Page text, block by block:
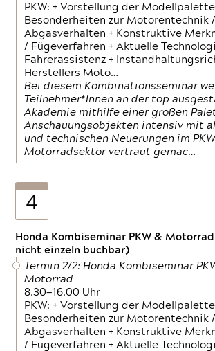
PKW: + Vorstellung der Modellpalette
Besonderheiten zur Motorentechnik /
Abgasverhalten + Konstruktive
/ Fügeverfahren + Aktuelle
Fahrerassistenz +
Herstellers Moto…
Bei diesem Kombinationsseminar
Teilnehmer*Innen an der top
Akademie mithilfe einer großen
Anschauungsobjekten intensiv mit
und technischen Neuerungen im
Motorradsektor vertraut gemac…
4
Honda Kombiseminar PKW &
nicht einzeln buchbar)
Termin 2/2: Honda Kombiseminar
Motorrad
8.30—16.00 Uhr
PKW: + Vorstellung der Modellpalette
Besonderheiten zur Motorentechnik /
Abgasverhalten + Konstruktive
/ Fügeverfahren + Aktuelle